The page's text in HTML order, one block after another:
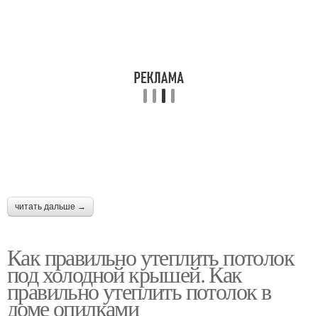
читать дальше →
Как правильно утеплить потолок
под холодной крышей. Как
правильно утеплить потолок в
доме опилками